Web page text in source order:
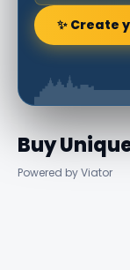
✨ Create
Buy
Powered by Viator